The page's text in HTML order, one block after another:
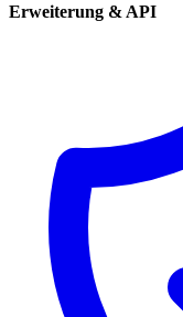
Erweiterung & API